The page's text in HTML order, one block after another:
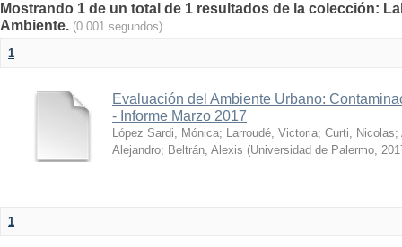
Mostrando 1 de un total de 1 resultados de la colección:
Ambiente. (0.001 segundos)
1
Evaluación del Ambiente Urbano:
- Informe Marzo 2017
López Sardi, Mónica; Larroudé, Victoria; Curti, Nicolas;
Alejandro; Beltrán, Alexis (Universidad de Palermo,
1